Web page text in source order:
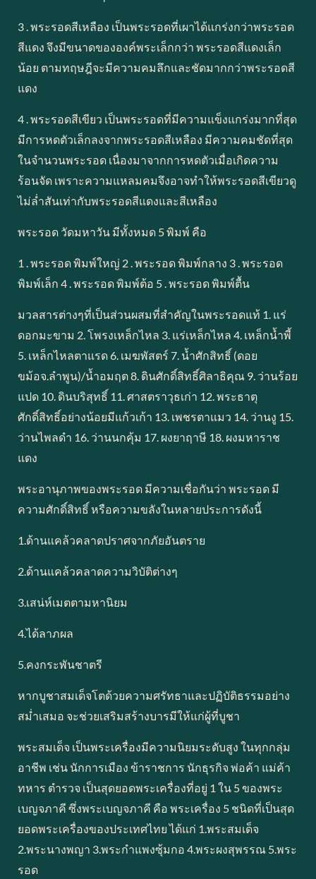
3 . พระรอดสีเหลือง เป็นพระรอดที่เผาได้แกร่งกว่าพระรอด
สีแดง จึงมีขนาดขององค์พระเล็กกว่า พระรอดสีแดงเล็ก
น้อย ตามทฤษฎีจะมีความคมลึกและชัดมากกว่าพระรอดสี
แดง
4 . พระรอดสีเขียว เป็นพระรอดที่มีความแข็งแกร่งมากที่สุด
มีการหดตัวเล็กลงจากพระรอดสีเหลือง มีความคมชัดที่สุด
ในจำนวนพระรอด เนื่องมาจากการหดตัวเมื่อเกิดความ
ร้อนจัด เพราะความแหลมคมจึงอาจทำให้พระรอดสีเขียวดู
ไม่ล่ำสันเท่ากับพระรอดสีแดงและสีเหลือง
พระรอด วัดมหาวัน มีทั้งหมด 5 พิมพ์ คือ
1 . พระรอด พิมพ์ใหญ่ 2 . พระรอด พิมพ์กลาง 3 . พระรอด
พิมพ์เล็ก 4 . พระรอด พิมพ์ต้อ 5 . พระรอด พิมพ์ตื้น
มวลสารต่างๆที่เป็นส่วนผสมที่สำคัญในพระรอดแท้ 1. แร่
ดอกมะขาม 2. โพรงเหล็กไหล 3. แร่เหล็กไหล 4. เหล็กน้ำพี้
5. เหล็กไหลตาแรด 6. เมฆพัสตร์ 7. น้ำศักสิทธิ์ (ดอย
ขม้อจ.ลำพูน)/น้ำอมฤต 8. ดินศักดิ์สิทธิ์ศิลาธิคุณ 9. ว่านร้อย
แปด 10. ดินบริสุทธิ์ 11. ศาสตราวุธเก่า 12. พระธาตุ
ศักดิ์สิทธิ์อย่างน้อยมีแก้วเก้า 13. เพชรตาแมว 14. ว่านงู 15.
ว่านไพลดำ 16. ว่านนกคุ้ม 17. ผงยาฤาษี 18. ผงมหาราช
แดง
พระอานุภาพของพระรอด มีความเชื่อกันว่า พระรอด มี
ความศักดิ์สิทธิ์ หรือความขลังในหลายประการดังนี้
1.ด้านแคล้วคลาดปราศจากภัยอันตราย
2.ด้านแคล้วคลาดความวิบัติต่างๆ
3.เสน่ห์เมตตามหานิยม
4.ได้ลาภผล
5.คงกระพันชาตรี
หากบูชาสมเด็จโตด้วยความศรัทธาและปฏิบัติธรรมอย่าง
สม่ำเสมอ จะช่วยเสริมสร้างบารมีให้แก่ผู้ที่บูชา
พระสมเด็จ เป็นพระเครื่องมีความนิยมระดับสูง ในทุกกลุ่ม
อาชีพ เช่น นักการเมือง ข้าราชการ นักธุรกิจ พ่อค้า แม่ค้า
ทหาร ตำรวจ เป็นสุดยอดพระเครื่องที่อยู่ 1 ใน 5 ของพระ
เบญจภาคี ซึ่งพระเบญจภาคี คือ พระเครื่อง 5 ชนิดที่เป็นสุด
ยอดพระเครื่องของประเทศไทย ได้แก่ 1.พระสมเด็จ
2.พระนางพญา 3.พระกำแพงซุ้มกอ 4.พระผงสุพรรณ 5.พระ
รอด